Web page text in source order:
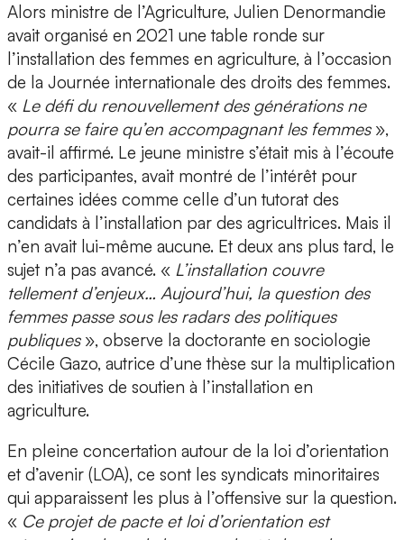
Alors ministre de l’Agriculture, Julien Denormandie
avait organisé en 2021 une table ronde sur
l’installation des femmes en agriculture, à l’occasion
de la Journée internationale des droits des femmes.
« Le défi du renouvellement des générations ne
pourra se faire qu’en accompagnant les femmes »,
avait-il affirmé. Le jeune ministre s’était mis à l’écoute
des participantes, avait montré de l’intérêt pour
certaines idées comme celle d’un tutorat des
candidats à l’installation par des agricultrices. Mais il
n’en avait lui-même aucune. Et deux ans plus tard, le
sujet n’a pas avancé. « L’installation couvre
tellement d’enjeux… Aujourd’hui, la question des
femmes passe sous les radars des politiques
publiques», observe la doctorante en sociologie
Cécile Gazo, autrice d’une thèse sur la multiplication
des initiatives de soutien à l’installation en
agriculture.
En pleine concertation autour de la loi d’orientation
et d’avenir (LOA), ce sont les syndicats minoritaires
qui apparaissent les plus à l’offensive sur la question.
« Ce projet de pacte et loi d’orientation est